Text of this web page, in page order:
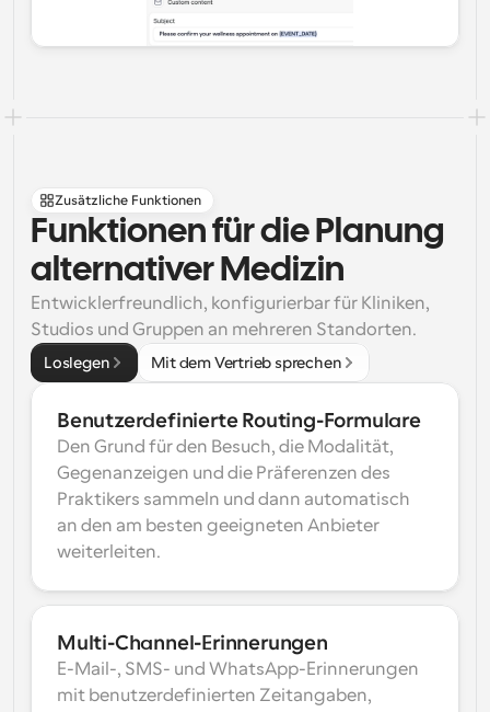
Zusätzliche Funktionen
Funktionen für die Planung
alternativer Medizin
Entwicklerfreundlich, konfigurierbar für Kliniken,
Studios und Gruppen an mehreren Standorten.
Loslegen Mit dem Vertrieb sprechen
Benutzerdefinierte Routing-Formulare
Den Grund für den Besuch, die Modalität,
Gegenanzeigen und die Präferenzen des
Praktikers sammeln und dann automatisch
an den am besten geeigneten Anbieter
weiterleiten.
Multi-Channel-Erinnerungen
E-Mail-, SMS- und WhatsApp-Erinnerungen
mit benutzerdefinierten Zeitangaben,